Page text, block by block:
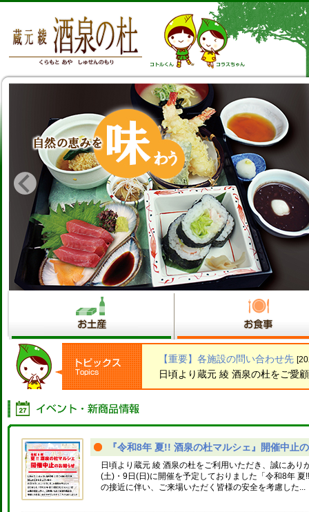
【重要】各施設の問い合わせ先
日頃より蔵元 綾 酒泉の杜をご愛
『令和8年 夏!! 酒泉の杜マルシェ』開催中止
日頃より蔵元 綾 酒泉の杜をご利用いただき、誠にあり
(土)・9日(日)に開催を予定しておりました「令和8年
の接近に伴い、ご来場いただく皆様の安全を考慮した...